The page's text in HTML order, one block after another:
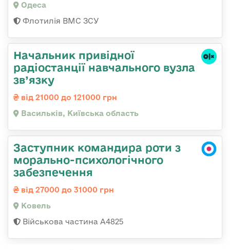
Одеса
Флотилія ВМС ЗСУ
Начальник привідної
радіостанції навчального вузла
зв’язку
від 21000 до 121000 грн
Васильків, Київська область
Заступник командира роти з
морально-психологічного
забезпечення
від 27000 до 31000 грн
Ковель
Військова частина А4825